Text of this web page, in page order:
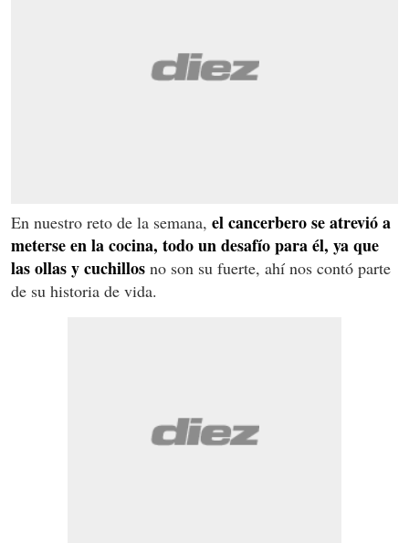
En nuestro reto de la semana, el cancerbero se atrevió a
meterse en la cocina, todo un desafío para él, ya que
las ollas y cuchillos no son su fuerte, ahí nos contó parte
de su historia de vida.